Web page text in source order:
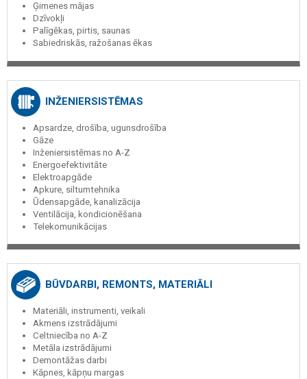
Ģimenes mājas
Dzīvokļi
Palīgēkas, pirtis, saunas
Sabiedriskās, ražošanas ēkas
INŽENIERSISTĒMAS
Apsardze, drošība, ugunsdrošība
Gāze
Inženiersistēmas no A-Z
Energoefektivitāte
Elektroapgāde
Apkure, siltumtehnika
Ūdensapgāde, kanalizācija
Ventilācija, kondicionēšana
Telekomunikācijas
BŪVDARBI, REMONTS, MATERIĀLI
Materiāli, instrumenti, veikali
Akmens izstrādājumi
Celtniecība no A-Z
Metāla izstrādājumi
Demontāžas darbi
Kāpnes, kāpņu margas